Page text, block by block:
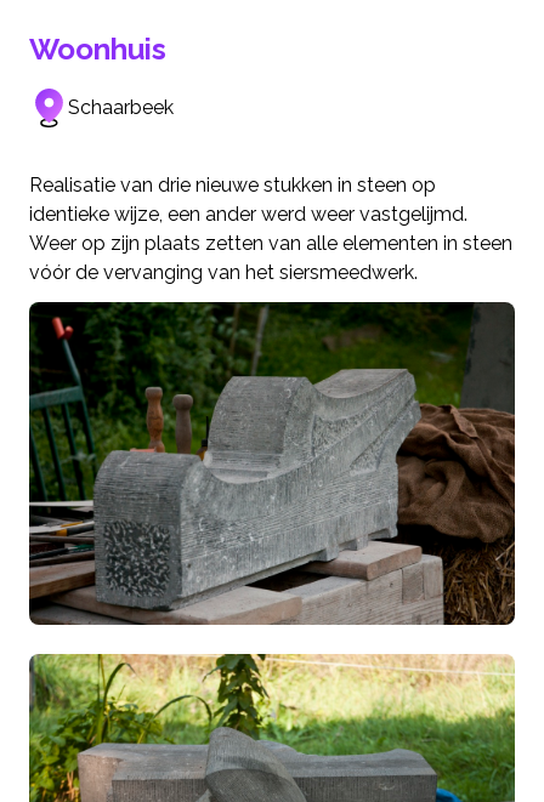
Woonhuis
Schaarbeek
Realisatie van drie nieuwe stukken in steen op
identieke wijze, een ander werd weer vastgelijmd.
Weer op zijn plaats zetten van alle elementen in steen
vóór de vervanging van het siersmeedwerk.